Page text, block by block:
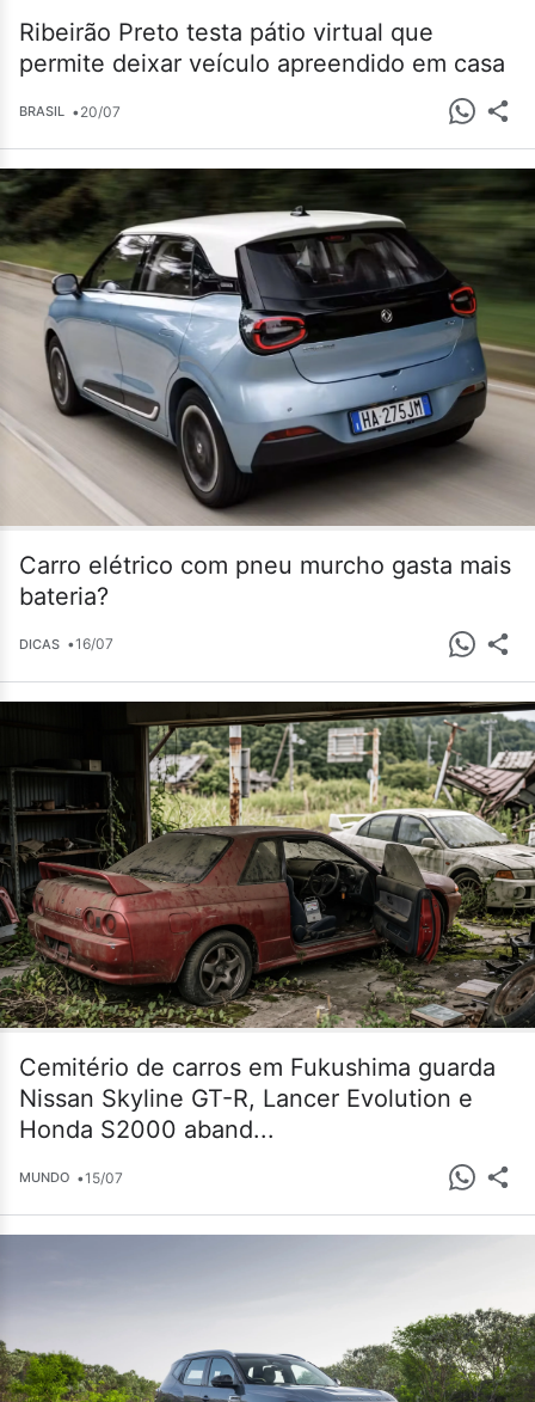
Ribeirão Preto testa pátio virtual que
permite deixar veículo apreendido em casa
BRASIL •20/07
Carro elétrico com pneu murcho gasta mais
bateria?
DICAS •16/07
Cemitério de carros em Fukushima guarda
Nissan Skyline GT-R, Lancer Evolution e
Honda S2000 aband...
MUNDO •15/07